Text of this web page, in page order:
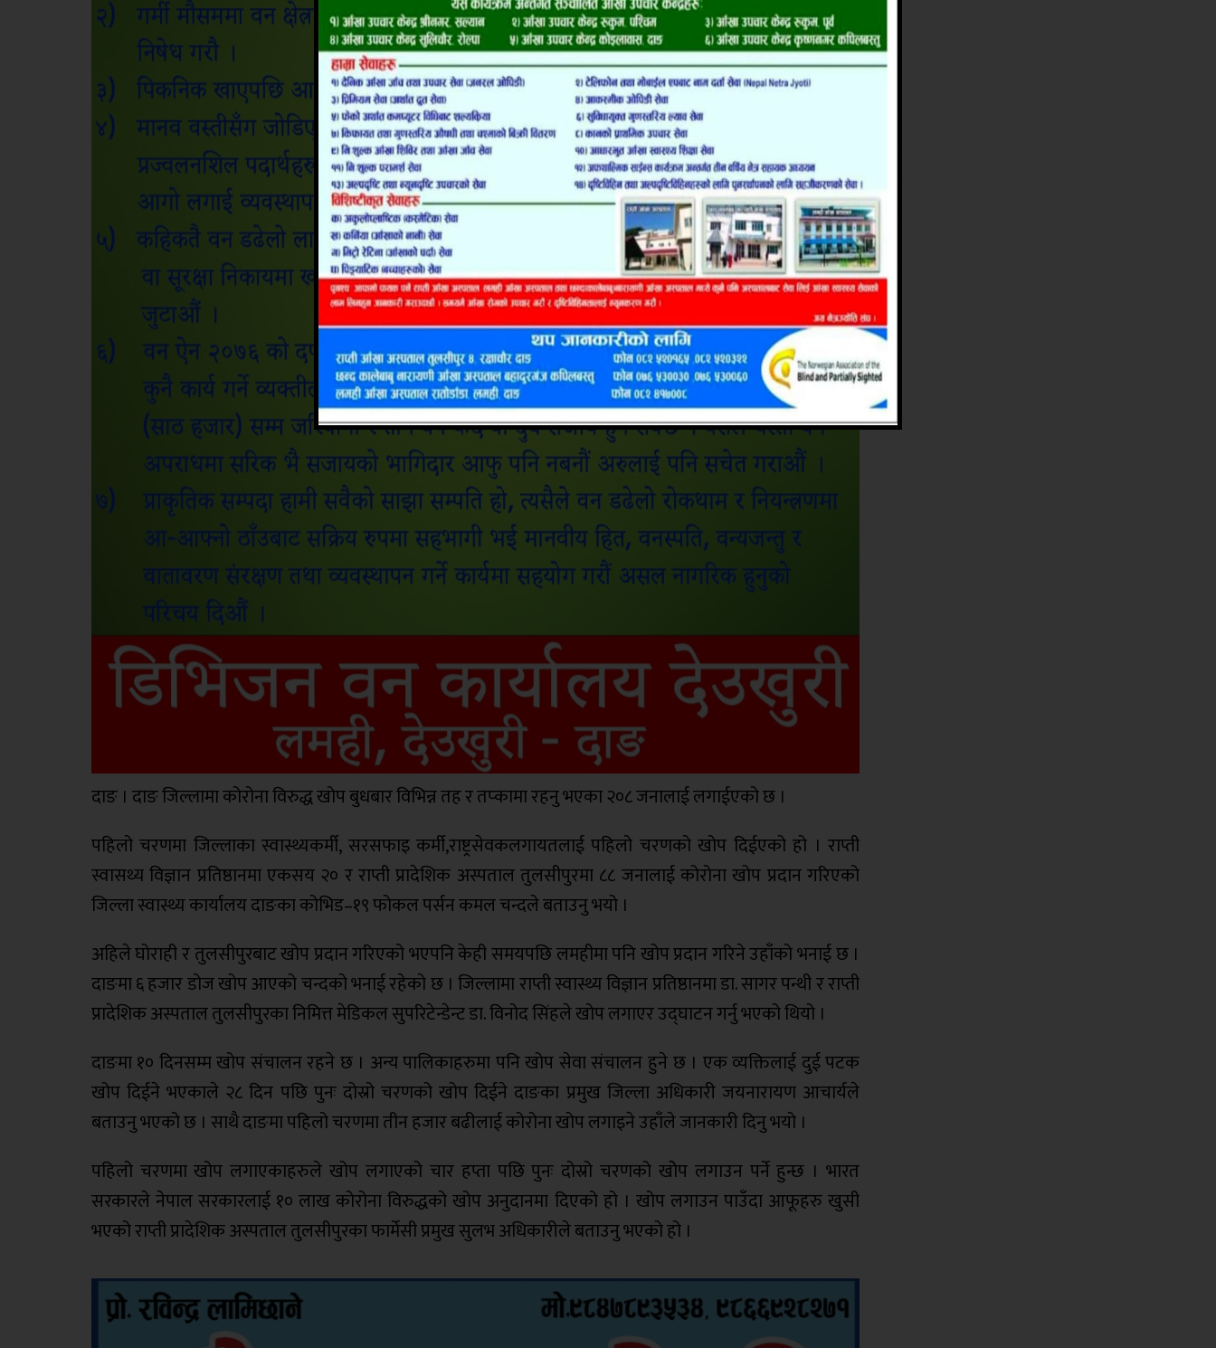
दाङ । दाङ जिल्लामा कोरोना विरुद्ध खोप बुधबार विभिन्न तह र तप्कामा रहनु भएका २०८ जनालाई लगाईएको छ ।
पहिलो चरणमा जिल्लाका स्वास्थ्यकर्मी, सरसफाइ कर्मी,राष्ट्रसेवकलगायतलाई पहिलो चरणको खोप दिईएको हो । राप्ती
स्वासथ्य विज्ञान प्रतिष्ठानमा एकसय २० र राप्ती प्रादेशिक अस्पताल तुलसीपुरमा ८८ जनालाई कोरोना खोप प्रदान गरिएको
जिल्ला स्वास्थ्य कार्यालय दाङका कोभिड–१९ फोकल पर्सन कमल चन्दले बताउनु भयो ।
अहिले घोराही र तुलसीपुरबाट खोप प्रदान गरिएको भएपनि केही समयपछि लमहीमा पनि खोप प्रदान गरिने उहाँको भनाई छ ।
दाङमा ६ हजार डोज खोप आएको चन्दको भनाई रहेको छ । जिल्लामा राप्ती स्वास्थ्य विज्ञान प्रतिष्ठानमा डा. सागर पन्थी र राप्ती
प्रादेशिक अस्पताल तुलसीपुरका निमित्त मेडिकल सुपरिटेन्डेन्ट डा. विनोद सिंहले खोप लगाएर उद्घाटन गर्नु भएको थियो ।
दाङमा १० दिनसम्म खोप संचालन रहने छ । अन्य पालिकाहरुमा पनि खोप सेवा संचालन हुने छ । एक व्यक्तिलाई दुई पटक
खोप दिईने भएकाले २८ दिन पछि पुनः दोस्रो चरणको खोप दिईने दाङका प्रमुख जिल्ला अधिकारी जयनारायण आचार्यले
बताउनु भएको छ । साथै दाङमा पहिलो चरणमा तीन हजार बढीलाई कोरोना खोप लगाइने उहाँले जानकारी दिनु भयो ।
पहिलो चरणमा खोप लगाएकाहरुले खोप लगाएको चार हप्ता पछि पुनः दोस्रो चरणको खोेप लगाउन पर्ने हुन्छ । भारत
सरकारले नेपाल सरकारलाई १० लाख कोरोना विरुद्धको खोप अनुदानमा दिएको हो । खोप लगाउन पाउँदा आफूहरु खुसी
भएको राप्ती प्रादेशिक अस्पताल तुलसीपुरका फार्मेसी प्रमुख सुलभ अधिकारीले बताउनु भएको हो ।